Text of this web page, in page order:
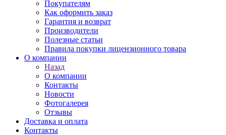
Покупателям
Как оформить заказ
Гарантия и возврат
Производители
Полезные статьи
Правила покупки лицензионного товара
О компании
Назад
О компании
Контакты
Новости
Фотогалерея
Отзывы
Доставка и оплата
Контакты